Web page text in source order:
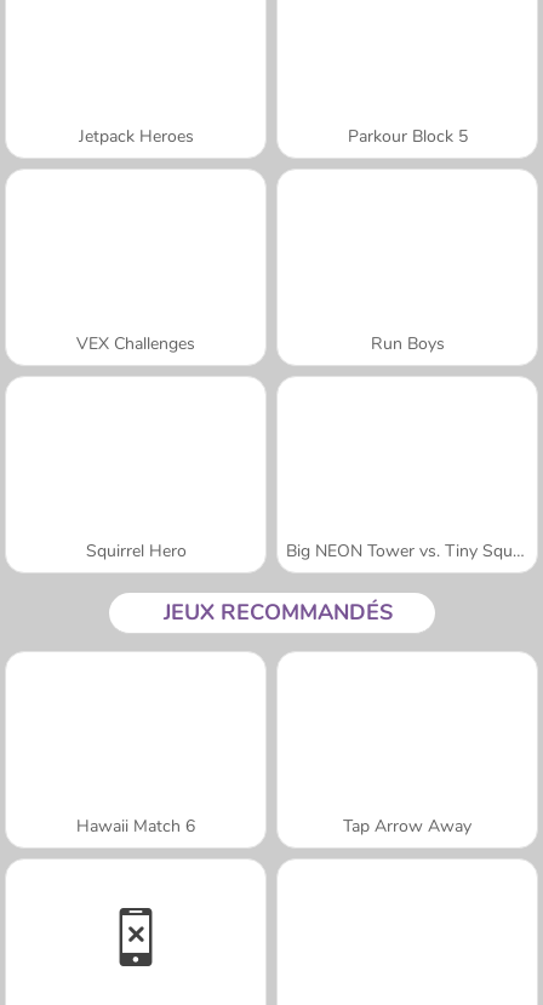
Jetpack Heroes Parkour Block 5
VEX Challenges Run Boys
Squirrel Hero Big NEON Tower vs. Tiny Square
JEUX RECOMMANDÉS
Hawaii Match 6 Tap Arrow Away